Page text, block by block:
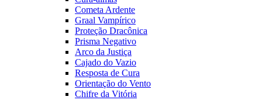
Cometa Ardente
Graal Vampírico
Proteção Dracônica
Prisma Negativo
Arco da Justiça
Cajado do Vazio
Resposta de Cura
Orientação do Vento
Chifre da Vitória